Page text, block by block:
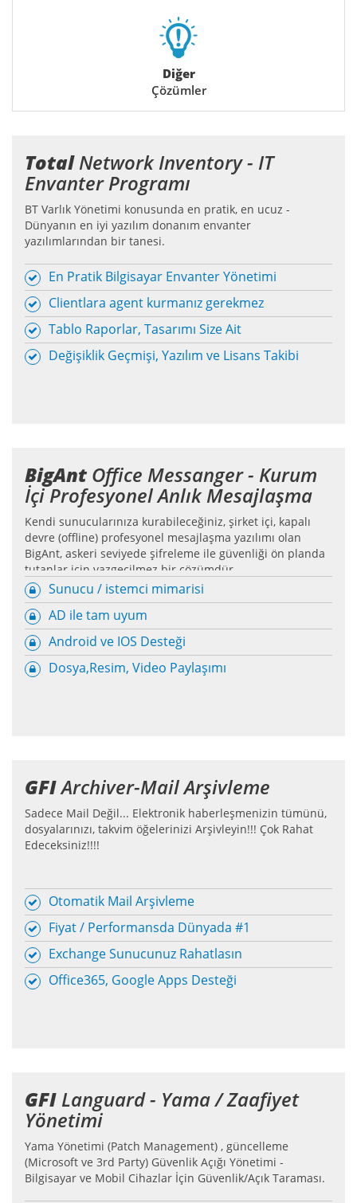
Diğer
Çözümler
TotalNetwork Inventory - IT
Envanter Programı
BT Varlık Yönetimi konusunda en pratik, en ucuz -
Dünyanın en iyi yazılım donanım envanter
yazılımlarından bir tanesi.
En Pratik Bilgisayar Envanter Yönetimi
Clientlara agent kurmanız gerekmez
Tablo Raporlar, Tasarımı Size Ait
Değişiklik Geçmişi, Yazılım ve Lisans Takibi
BigAnt Office Messanger - Kurum
İçi Profesyonel Anlık Mesajlaşma
Kendi sunucularınıza kurabileceğiniz, şirket içi, kapalı
devre (offline) profesyonel mesajlaşma yazılımı olan
BigAnt, askeri seviyede şifreleme ile güvenliği ön planda
tutanlar için vazgeçilmez bir çözümdür.
Sunucu / istemci mimarisi
AD ile tam uyum
Android ve IOS Desteği
Dosya,Resim, Video Paylaşımı
GFIArchiver-Mail Arşivleme
Sadece Mail Değil... Elektronik haberleşmenizin tümünü,
dosyalarınızı, takvim öğelerinizi Arşivleyin!!! Çok Rahat
Edeceksiniz!!!!
Otomatik Mail Arşivleme
Fiyat / Performansda Dünyada #1
Exchange Sunucunuz Rahatlasın
Office365, Google Apps Desteği
GFI Languard - Yama / Zaafiyet
Yönetimi
Yama Yönetimi (Patch Management) , güncelleme
(Microsoft ve 3rd Party) Güvenlik Açığı Yönetimi -
Bilgisayar ve Mobil Cihazlar İçin Güvenlik/Açık Taraması.